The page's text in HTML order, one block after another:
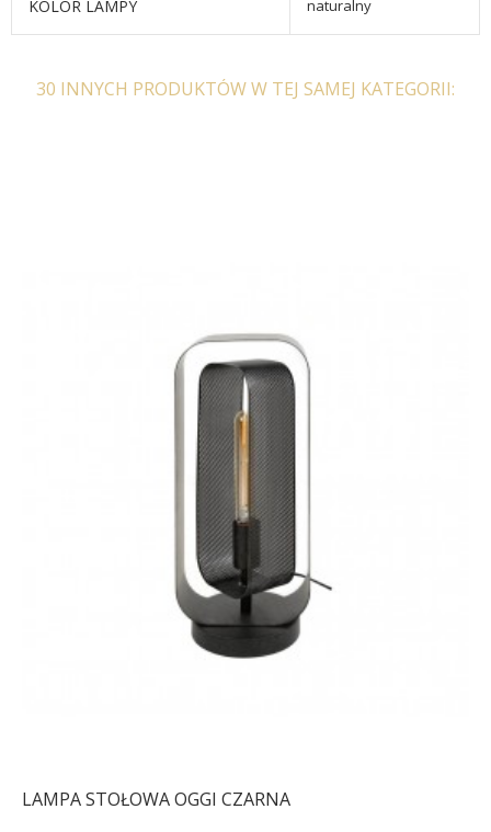
KOLOR LAMPY naturalny
30 INNYCH PRODUKTÓW W TEJ SAMEJ KATEGORII:
LAMPA STOŁOWA OGGI CZARNA